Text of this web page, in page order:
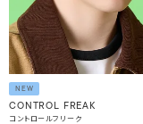
NEW
CONTROL FREAK
コントロールフリーク